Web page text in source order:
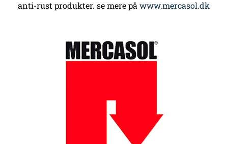
anti-rust produkter. se mere på www.mercasol.dk